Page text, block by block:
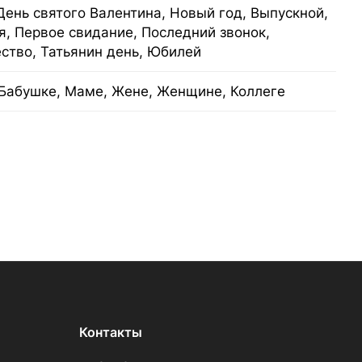
святого Валентина, Новый год, Выпускной,
Первое свидание, Последний звонок,
Татьянин день, Юбилей
Маме, Жене, Женщине, Коллеге
Контакты